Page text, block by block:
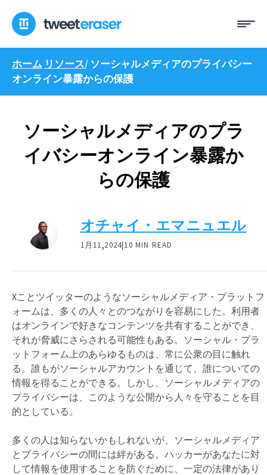
ン
ス
メ
ホーム リソース/ ソーシャルメディアのプライバシー
オンライン暴露からの保護
ソーシャルメディアのプラ
イバシーオンライン暴露か
らの保護
オチャイ・エマニュエル
1月11,2024|10 MIN READ
Xことツイッターのようなソーシャルメディア・プラットフ
ォームは、多くの人々とのつながりを容易にした。利用者
はオンラインで好きなコンテンツを共有することができ、
それが脅威にさらされる可能性もある。ソーシャル・プラ
ットフォーム上のあらゆるものは、常に公衆の目に触れ
る。誰もがソーシャルアカウントを通じて、誰についての
情報を得ることができる。しかし、ソーシャルメディアの
プライバシーは、このような公開から人々を守ることを目
的としている。
多くの人は知らないかもしれないが、ソーシャルメディア
とプライバシーの間には絆がある。ハッカーがあなたに対
して情報を使用することを防ぐために、一定の法律があり